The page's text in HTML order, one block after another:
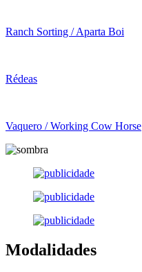
Ranch Sorting / Aparta Boi
Rédeas
Vaquero / Working Cow Horse
Modalidades